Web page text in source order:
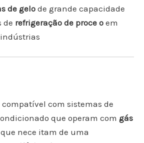
de gelo de grande capacidade
de refrigeração de proce o em
compatível com sistemas de
que operam com gás
nece itam de uma